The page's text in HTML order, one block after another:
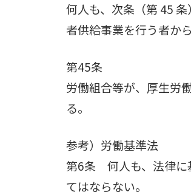
何人も、次条（第 45
者供給事業を行う者か
第45条
労働組合等が、厚生労
る。
参考）労働基準法
第6条 何人も、法律に
てはならない。